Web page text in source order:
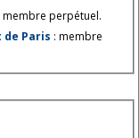
membre perpétuel.
Paris : membre